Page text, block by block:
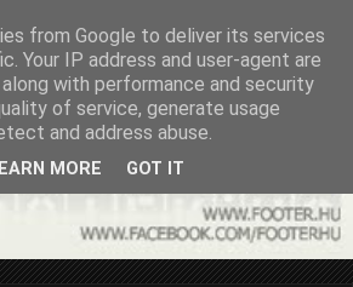
from Google to deliver its services
Your IP address and user-agent are
with performance and security
of service, generate usage
and address abuse.
MORE GOT IT